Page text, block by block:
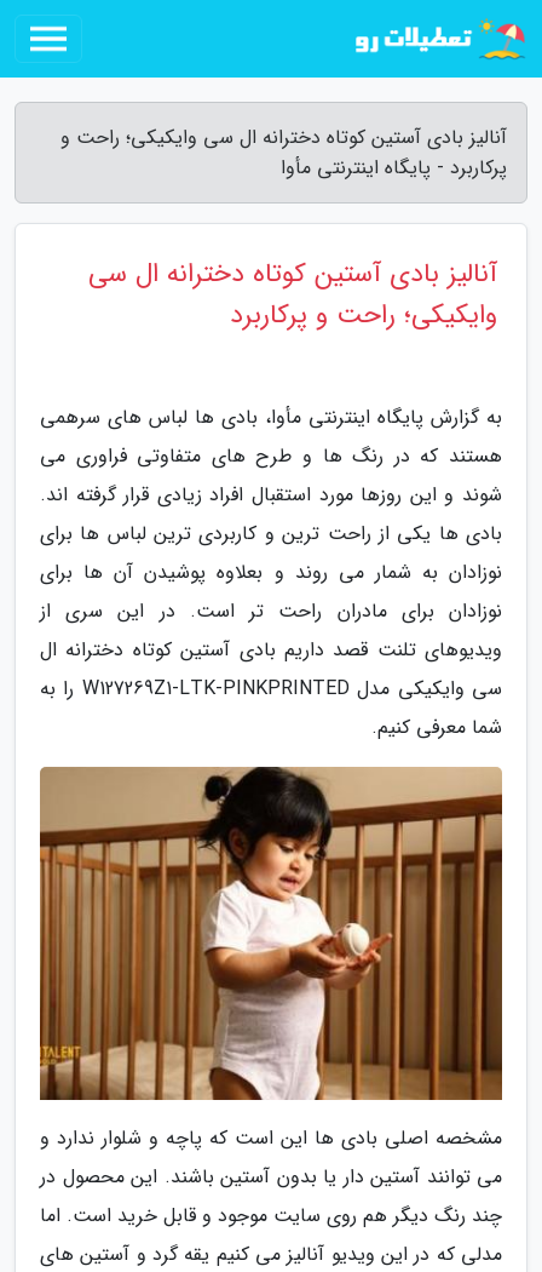
آنالیز بادی آستین کوتاه دخترانه ال سی وایکیکی؛ راحت و
پرکاربرد - پایگاه اینترنتی مأوا
آنالیز بادی آستین کوتاه دخترانه ال سی
وایکیکی؛ راحت و پرکاربرد
به گزارش پایگاه اینترنتی مأوا، بادی ها لباس های سرهمی
هستند که در رنگ ها و طرح های متفاوتی فراوری می
شوند و این روزها مورد استقبال افراد زیادی قرار گرفته اند.
بادی ها یکی از راحت ترین و کاربردی ترین لباس ها برای
نوزادان به شمار می روند و بعلاوه پوشیدن آن ها برای
نوزادان برای مادران راحت تر است. در این سری از
ویدیوهای تلنت قصد داریم بادی آستین کوتاه دخترانه ال
سی وایکیکی مدل W127269Z1-LTK-PINKPRINTED را به
شما معرفی کنیم.
مشخصه اصلی بادی ها این است که پاچه و شلوار ندارد و
می توانند آستین دار یا بدون آستین باشند. این محصول در
چند رنگ دیگر هم روی سایت موجود و قابل خرید است. اما
مدلی که در این ویدیو آنالیز می کنیم یقه گرد و آستین های